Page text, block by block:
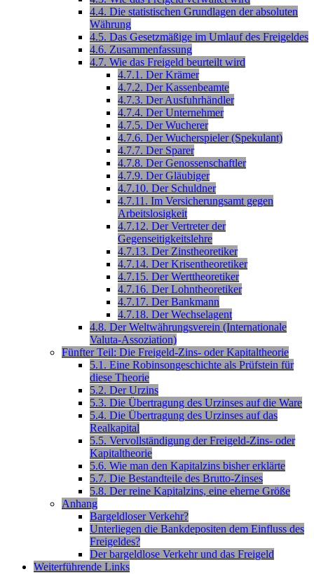
4.4. Die statistischen Grundlagen der absoluten
Währung
4.5. Das Gesetzmäßige im Umlauf des Freigeldes
4.6. Zusammenfassung
4.7. Wie das Freigeld beurteilt wird
4.7.1. Der Krämer
4.7.2. Der Kassenbeamte
4.7.3. Der Ausfuhrhändler
4.7.4. Der Unternehmer
4.7.5. Der Wucherer
4.7.6. Der Wucherspieler (Spekulant)
4.7.7. Der Sparer
4.7.8. Der Genossenschaftler
4.7.9. Der Gläubiger
4.7.10. Der Schuldner
4.7.11. Im Versicherungsamt gegen
Arbeitslosigkeit
4.7.12. Der Vertreter der
Gegenseitigkeitslehre
4.7.13. Der Zinstheoretiker
4.7.14. Der Krisentheoretiker
4.7.15. Der Werttheoretiker
4.7.16. Der Lohntheoretiker
4.7.17. Der Bankmann
4.7.18. Der Wechselagent
4.8. Der Weltwährungsverein (Internationale
Valuta-Assoziation)
Fünfter Teil: Die Freigeld-Zins- oder Kapitaltheorie
5.1. Eine Robinsongeschichte als Prüfstein für
diese Theorie
5.2. Der Urzins
5.3. Die Übertragung des Urzinses auf die Ware
5.4. Die Übertragung des Urzinses auf das
Realkapital
5.5. Vervollständigung der Freigeld-Zins- oder
Kapitaltheorie
5.6. Wie man den Kapitalzins bisher erklärte
5.7. Die Bestandteile des Brutto-Zinses
5.8. Der reine Kapitalzins, eine eherne Größe
Anhang
Bargeldloser Verkehr?
Unterliegen die Bankdepositen dem Einfluss des
Freigeldes?
Der bargeldlose Verkehr und das Freigeld
Weiterführende Links